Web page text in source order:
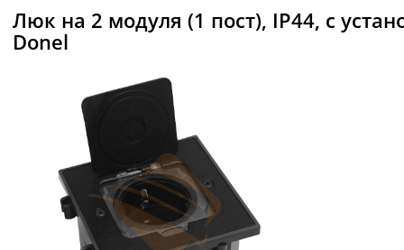
Люк на 2 модуля (1 пост), IP44, с
Donel